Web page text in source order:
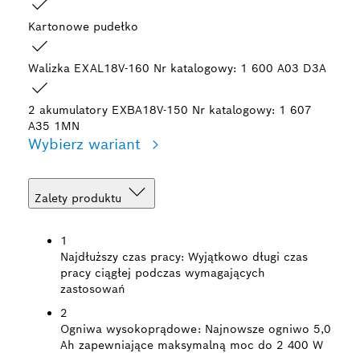
Kartonowe pudełko
Walizka EXAL18V-160 Nr katalogowy: 1 600 A03 D3A
2 akumulatory EXBA18V-150 Nr katalogowy: 1 607
A35 1MN
Wybierz wariant
Zalety produktu
1
Najdłuższy czas pracy: Wyjątkowo długi czas
pracy ciągłej podczas wymagających
zastosowań
2
Ogniwa wysokoprądowe: Najnowsze ogniwo 5,0
Ah zapewniające maksymalną moc do 2 400 W